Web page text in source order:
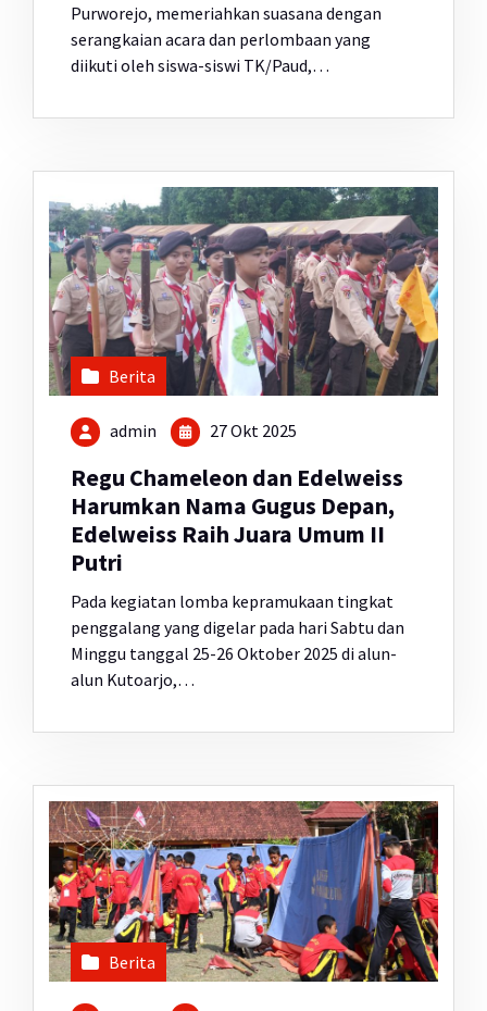
Purworejo, memeriahkan suasana dengan
serangkaian acara dan perlombaan yang
diikuti oleh siswa-siswi TK/Paud,…
Berita
admin 27 Okt 2025
Regu Chameleon dan Edelweiss
Harumkan Nama Gugus Depan,
Edelweiss Raih Juara Umum II
Putri
Pada kegiatan lomba kepramukaan tingkat
penggalang yang digelar pada hari Sabtu dan
Minggu tanggal 25-26 Oktober 2025 di alun-
alun Kutoarjo,…
Berita